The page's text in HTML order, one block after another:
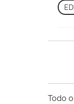
Todo